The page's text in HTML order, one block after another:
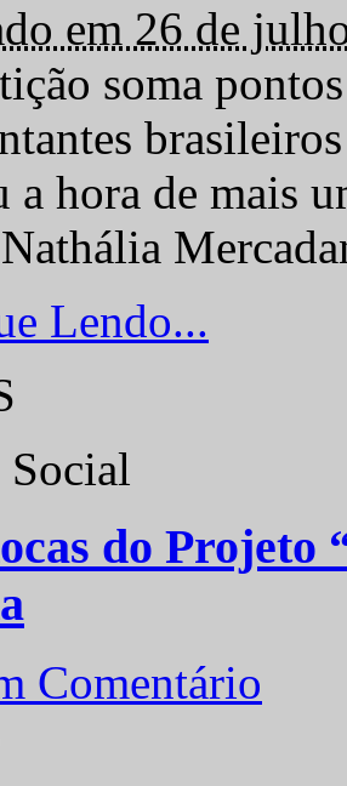
em 26 de
soma
a hora de mais
Lendo...
do
Comentário